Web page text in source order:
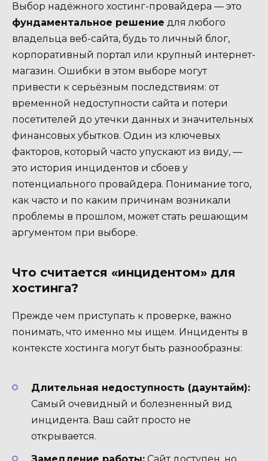
Выбор надёжного хостинг-провайдера — это
фундаментальное решение для любого
владельца веб-сайта, будь то личный блог,
корпоративный портал или крупный интернет-
магазин. Ошибки в этом выборе могут
привести к серьёзным последствиям: от
временной недоступности сайта и потери
посетителей до утечки данных и значительных
финансовых убытков. Один из ключевых
факторов, который часто упускают из виду, —
это история инцидентов и сбоев у
потенциального провайдера. Понимание того,
как часто и по каким причинам возникали
проблемы в прошлом, может стать решающим
аргументом при выборе.
Что считается «инцидентом» для
хостинга?
Прежде чем приступать к проверке, важно
понимать, что именно мы ищем. Инциденты в
контексте хостинга могут быть разнообразны:
Длительная недоступность (даунтайм):
Самый очевидный и болезненный вид
инцидента. Ваш сайт просто не
открывается.